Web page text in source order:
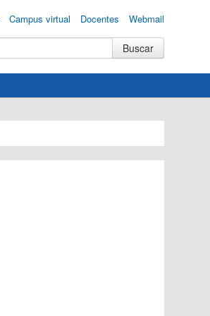
Campus virtual Docentes Webmail